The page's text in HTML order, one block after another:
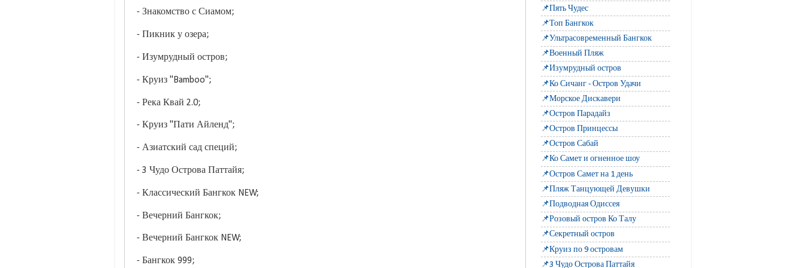
- Знакомство с Сиамом;
- Пикник у озера;
- Изумрудный остров;
- Круиз "Bamboo";
- Река Квай 2.0;
- Круиз "Пати Айленд";
- Азиатский сад специй;
- 3 Чудо Острова Паттайя;
- Классический Бангкок NEW;
- Вечерний Бангкок;
- Вечерний Бангкок NEW;
- Бангкок 999;
📌Пять Чудес
📌Топ Бангкок
📌Ультрасовременный Бангкок
📌Военный Пляж
📌Изумрудный остров
📌Ко Сичанг - Остров Удачи
📌Морское Дискавери
📌Остров Парадайз
📌Остров Принцессы
📌Остров Сабай
📌Ко Самет и огненное шоу
📌Остров Самет на 1 день
📌Пляж Танцующей Девушки
📌Подводная Одиссея
📌Розовый остров Ко Талу
📌Секретный остров
📌Круиз по 9 островам
📌3 Чудо Острова Паттайя